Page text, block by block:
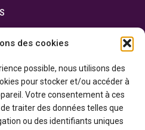
des cookies
possible, nous utilisons des
pour stocker et/ou accéder à
Votre consentement à ces
traiter des données telles que
ou des identifiants uniques
soutien financier du gouvernement de
par l’entremise du ministère du